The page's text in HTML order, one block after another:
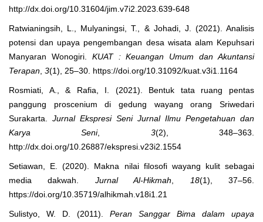
http://dx.doi.org/10.31604/jim.v7i2.2023.639-648
Ratwianingsih, L., Mulyaningsi, T., & Johadi, J. (2021). Analisis
potensi dan upaya pengembangan desa wisata alam Kepuhsari
Manyaran Wonogiri. KUAT
: Keuangan Umum dan Akuntansi
Terapan 3(1), 25–30. https://doi.org/10.31092/kuat.v3i1.1164
Rosmiati, A., & Rafia, I. (2021). Bentuk tata ruang pentas
panggung proscenium di gedung wayang orang Sriwedari
Surakarta. Jurnal Ekspresi Seni Jurnal Ilmu Pengetahuan dan
Karya Seni, 3(2), 348–363.
http://dx.doi.org/10.26887/ekspresi.v23i2.1554
Setiawan, E. (2020). Makna nilai filosofi wayang kulit sebagai
media dakwah. Jurnal Al-Hikmah 18(1), 37–56.
https://doi.org/10.35719/alhikmah.v18i1.21
Sulistyo, W. D. (2011). Peran Sanggar Bima dalam upaya